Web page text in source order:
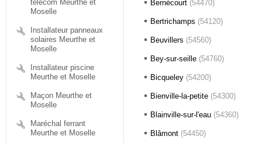
télécom Meurthe et
Moselle
Installateur panneaux
solaires Meurthe et
Moselle
Installateur piscine
Meurthe et Moselle
Maçon Meurthe et
Moselle
Maréchal ferrant
Meurthe et Moselle
Bernécourt (54470)
Bertrichamps (54120)
Beuvillers (54560)
Bey-sur-seille (54760)
Bicqueley (54200)
Bienville-la-petite (54300)
Blainville-sur-l'eau (54360)
Blâmont (54450)